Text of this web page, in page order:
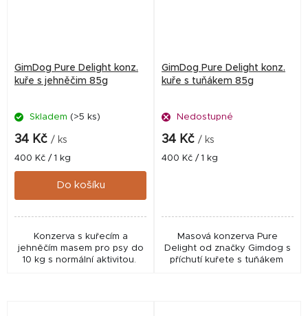
GimDog Pure Delight konz.
kuře s jehněčim 85g
Skladem (>5 ks)
34 Kč / ks
Měrná
cena:
400 Kč / 1 kg
Do košíku
Konzerva s kuřecím a
jehněčím masem pro psy do
10 kg s normální aktivitou.
GimDog Pure Delight konz.
kuře s tuňákem 85g
Nedostupné
34 Kč / ks
Měrná
400 Kč / 1 kg
Masová konzerva Pure
Delight od značky Gimdog s
příchutí kuřete s tuňákem